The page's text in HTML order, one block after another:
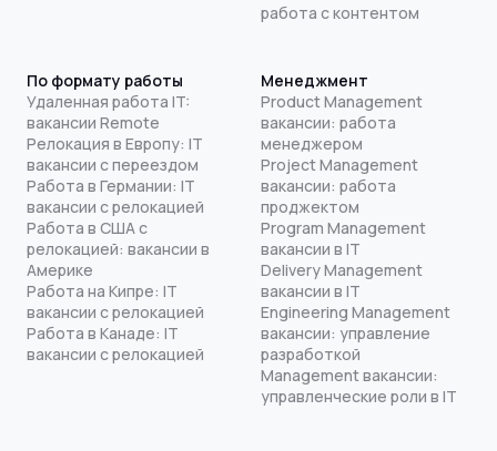
работа с контентом
По формату работы
Удаленная работа IT:
вакансии Remote
Релокация в Европу: IT
вакансии с переездом
Работа в Германии: IT
вакансии с релокацией
Работа в США с
релокацией: вакансии в
Америке
Работа на Кипре: IT
вакансии с релокацией
Работа в Канаде: IT
вакансии с релокацией
Менеджмент
Product Management
вакансии: работа
менеджером
Project Management
вакансии: работа
проджектом
Program Management
вакансии в IT
Delivery Management
вакансии в IT
Engineering Management
вакансии: управление
разработкой
Management вакансии:
управленческие роли в IT